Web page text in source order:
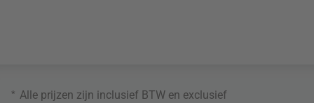
* Alle prijzen zijn inclusief BTW en exclusief